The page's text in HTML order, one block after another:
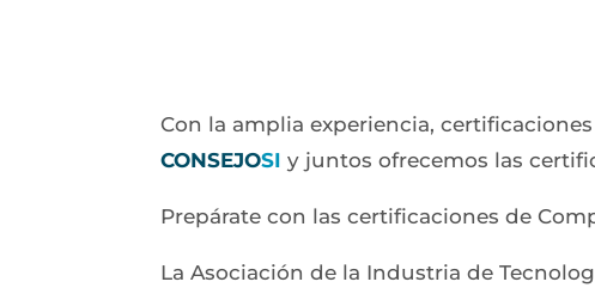
Con la amplia experiencia,
CONSEJOSI y juntos ofrecemos las
Prepárate con las certificaciones de
La Asociación de la Industria de